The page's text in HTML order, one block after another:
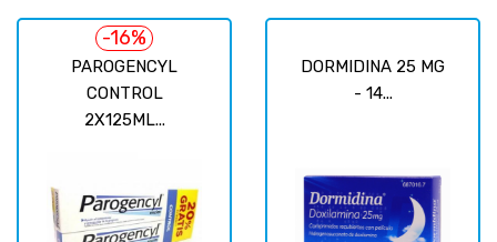
PAROGENCYL
CONTROL
2X125ML...
-16%
DORMIDINA 25 MG
- 14...